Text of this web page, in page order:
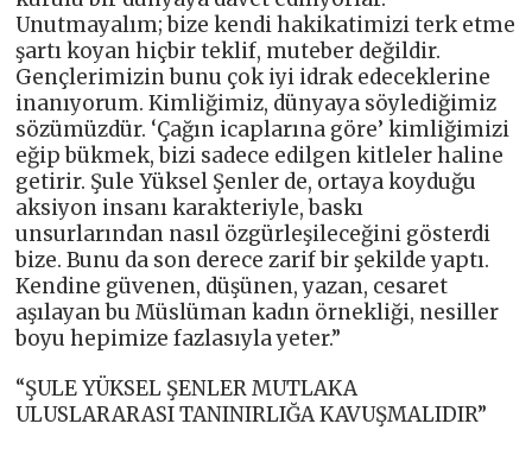
Unutmayalım; bize kendi hakikatimizi terk etme
şartı koyan hiçbir teklif, muteber değildir.
Gençlerimizin bunu çok iyi idrak edeceklerine
inanıyorum. Kimliğimiz, dünyaya söylediğimiz
sözümüzdür. ‘Çağın icaplarına göre’ kimliğimizi
eğip bükmek, bizi sadece edilgen kitleler haline
getirir. Şule Yüksel Şenler de, ortaya koyduğu
aksiyon insanı karakteriyle, baskı
unsurlarından nasıl özgürleşileceğini gösterdi
bize. Bunu da son derece zarif bir şekilde yaptı.
Kendine güvenen, düşünen, yazan, cesaret
aşılayan bu Müslüman kadın örnekliği, nesiller
boyu hepimize fazlasıyla yeter.”
“ŞULE YÜKSEL ŞENLER MUTLAKA
ULUSLARARASI TANINIRLIĞA KAVUŞMALIDIR”